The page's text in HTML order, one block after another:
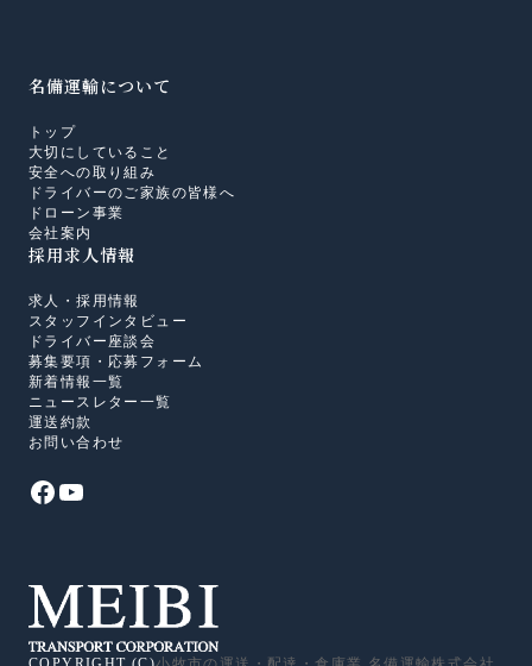
名備運輸について
トップ
大切にしていること
安全への取り組み
ドライバーのご家族の皆様へ
ドローン事業
会社案内
採用求人情報
求人・採用情報
スタッフインタビュー
ドライバー座談会
募集要項・応募フォーム
新着情報一覧
ニュースレター一覧
運送約款
お問い合わせ